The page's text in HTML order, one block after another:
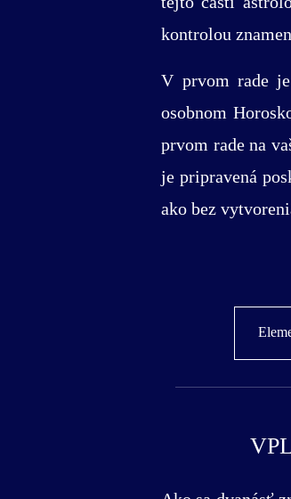
kontrolou
V prvom rade
osobnom
prvom rade na
je pripravená
ako bez